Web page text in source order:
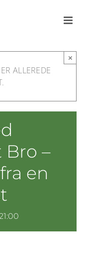
ALLEREDE
×
Bro –
en